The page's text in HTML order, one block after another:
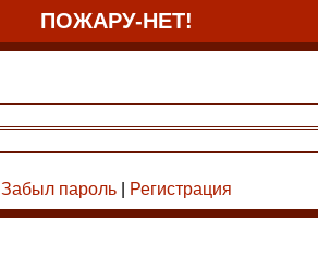
ПОЖАРУ-НЕТ!
Забыл пароль
Регистрация